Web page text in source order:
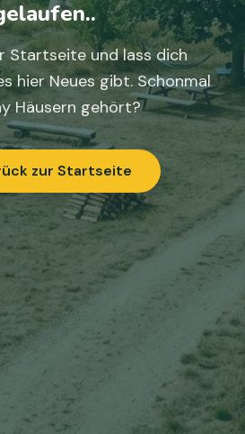
Startseite und lass dich
hier Neues gibt. Schonmal
Häusern gehört?
zur Startseite